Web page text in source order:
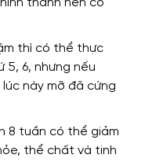
thành nên có
thì có thể thực
5, 6, nhưng nếu
này mỡ đã cứng
8 tuần có thể giảm
thể chất và tinh